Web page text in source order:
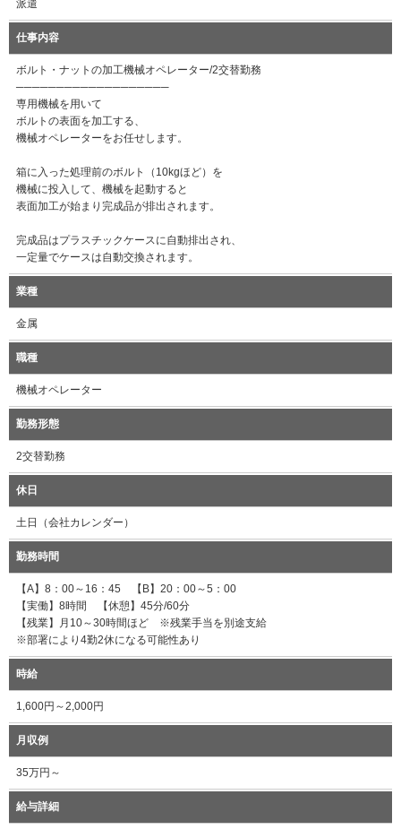
派遣
仕事内容
ボルト・ナットの加工機械オペレーター/2交替勤務
───────────────────
専用機械を用いて
ボルトの表面を加工する、
機械オペレーターをお任せします。
箱に入った処理前のボルト（10kgほど）を
機械に投入して、機械を起動すると
表面加工が始まり完成品が排出されます。
完成品はプラスチックケースに自動排出され、
一定量でケースは自動交換されます。
業種
金属
職種
機械オペレーター
勤務形態
2交替勤務
休日
土日（会社カレンダー）
勤務時間
【A】8：00～16：45 【B】20：00～5：00
【実働】8時間 【休憩】45分/60分
【残業】月10～30時間ほど ※残業手当を別途支給
※部署により4勤2休になる可能性あり
時給
1,600円～2,000円
月収例
35万円～
給与詳細